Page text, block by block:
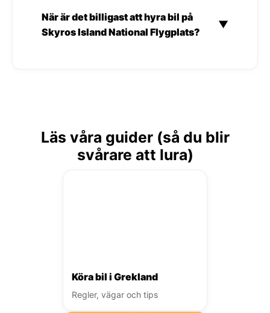
När är det billigast att hyra bil på
Skyros Island National Flygplats?
▼
Läs våra guider (så du blir
svårare att lura)
Köra bil i Grekland
Regler, vägar och tips